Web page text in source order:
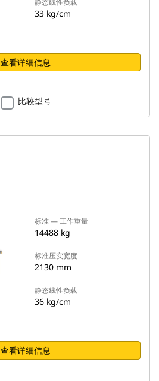
静态线性负载
33 kg/cm
查看详细信息
比较型号
标准 — 工作重量
14488 kg
标准压实宽度
2130 mm
静态线性负载
36 kg/cm
查看详细信息